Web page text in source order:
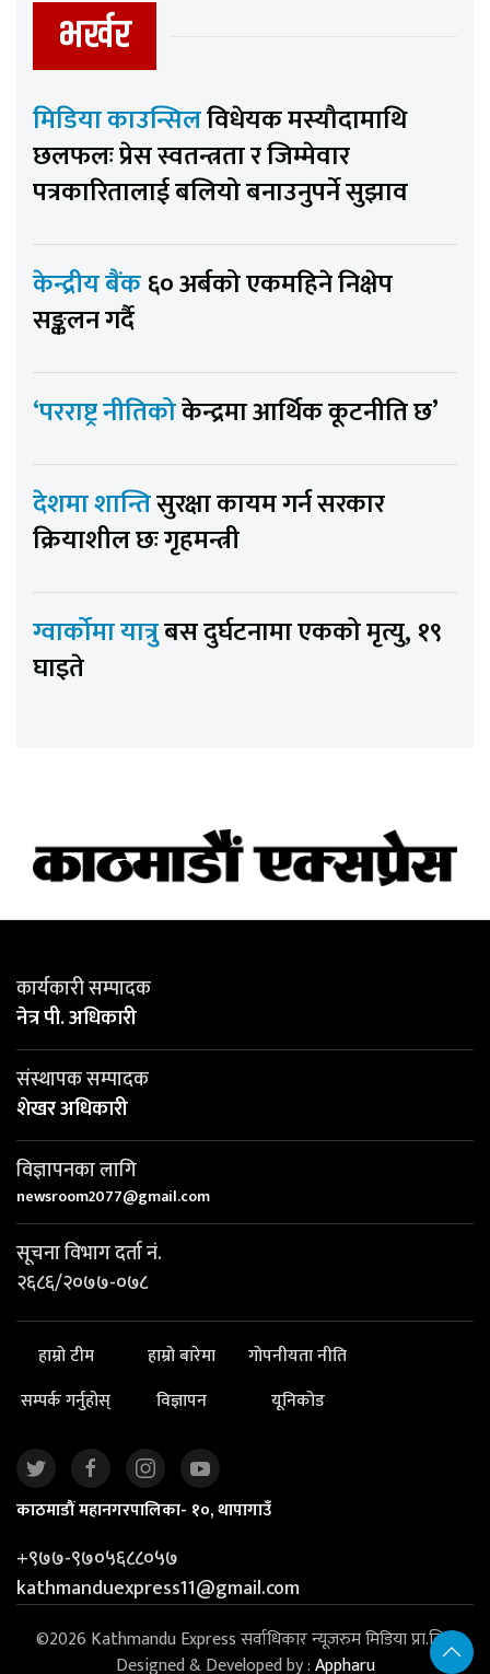
भर्खर
मिडिया काउन्सिलविधेयक मस्यौदामाथि
छलफलः प्रेस स्वतन्त्रता र जिम्मेवार
पत्रकारितालाई बलियो बनाउनुपर्ने सुझाव
केन्द्रीय बैंक६० अर्बको एकमहिने निक्षेप
सङ्कलन गर्दै
‘परराष्ट्र नीतिकोकेन्द्रमा आर्थिक कूटनीति छ’
देशमा शान्तिसुरक्षा कायम गर्न सरकार
क्रियाशील छः गृहमन्त्री
ग्वार्कोमा यात्रुबस दुर्घटनामा एकको मृत्यु, १९
घाइते
कार्यकारी सम्पादक
नेत्र पी. अधिकारी
संस्थापक सम्पादक
शेखर अधिकारी
विज्ञापनका लागि
newsroom2077@gmail.com
सूचना विभाग दर्ता नं.
२६८६/२०७७-०७८
हाम्रो टीम हाम्रो बारेमा
गोपनीयता नीति
सम्पर्क गर्नुहोस्
विज्ञापन यूनिकोड
काठमाडौं महानगरपालिका- १०, थापागाउँ
+९७७-९७०५६८८०५७
kathmanduexpress11@gmail.com
©2026 Kathmandu Express सर्वाधिकार न्यूजरुम मिडिया प्रा.लि. |
Designed & Developed by :Appharu